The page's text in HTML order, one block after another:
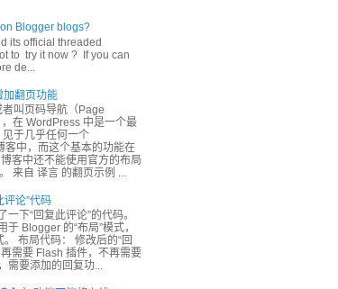
Blogger blogs?
its official threaded
to try it now ? If you can
de...
加翻页功能
叫页码导航（Page
在 WordPress 中是一个最
于几乎任何一个
客中，而这个基本的功能在
客中还不能使用官方的布局
来自 译言 的翻页示例 ...
评论”代码
下“回复此评论”的代码。
Blogger 的“布局”模式，
布局代码： 修改后的“回
需要 Flash 插件，不再需要
需要添加的回复功...